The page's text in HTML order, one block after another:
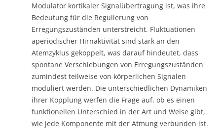
Modulator kortikaler Signalübertragung ist, was ihre
Bedeutung für die Regulierung von
Erregungszuständen unterstreicht. Fluktuationen
aperiodischer Hirnaktivität sind stark an den
Atemzyklus gekoppelt, was darauf hindeutet, dass
spontane Verschiebungen von Erregungszuständen
zumindest teilweise von körperlichen Signalen
moduliert werden. Die unterschiedlichen Dynamiken
ihrer Kopplung werfen die Frage auf, ob es einen
funktionellen Unterschied in der Art und Weise gibt,
wie jede Komponente mit der Atmung verbunden ist.